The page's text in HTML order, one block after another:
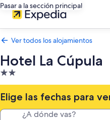
Pasar a la sección principal
Ver todos los alojamientos
Hotel La Cúpula
Alojamiento
de
2.0 estrellas
Elige las fechas para
¿A dónde vas?